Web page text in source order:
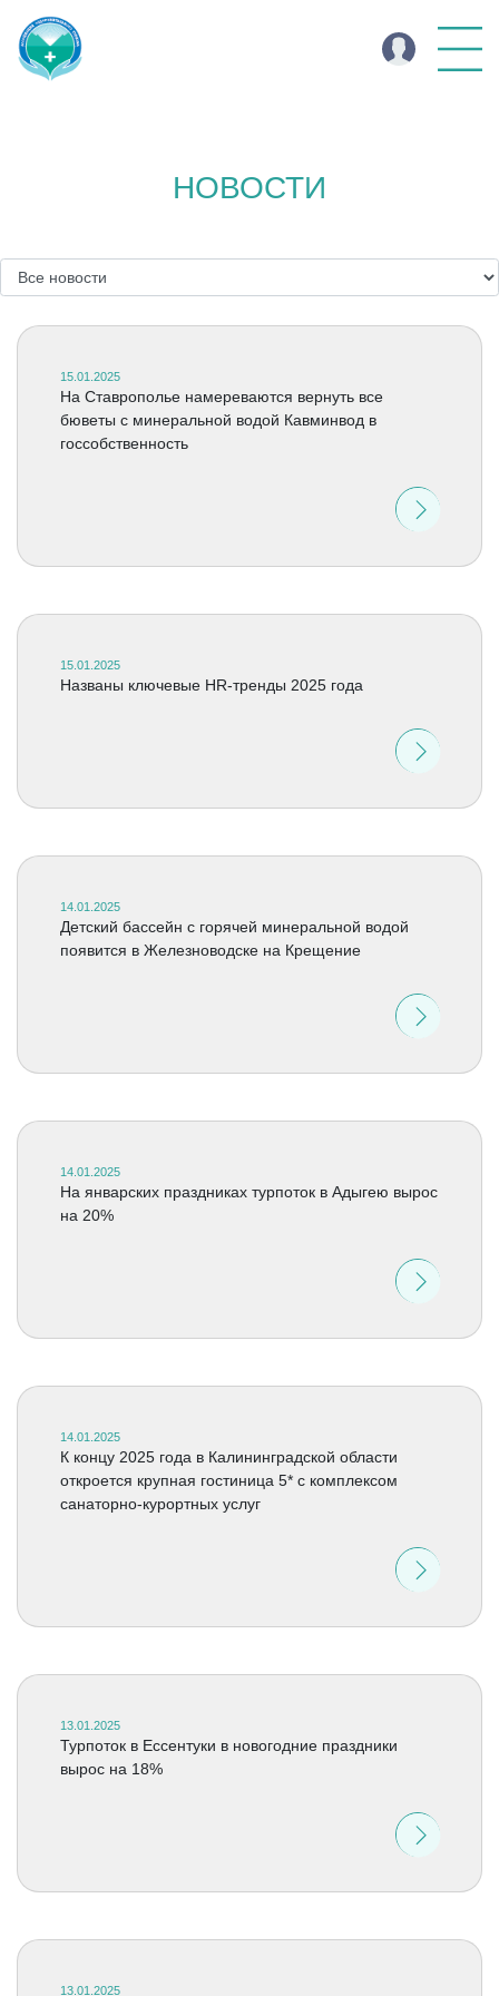
НОВОСТИ
15.01.2025
На Ставрополье намереваются вернуть все
бюветы с минеральной водой Кавминвод в
госсобственность
15.01.2025
Названы ключевые HR-тренды 2025 года
14.01.2025
Детский бассейн с горячей минеральной водой
появится в Железноводске на Крещение
14.01.2025
На январских праздниках турпоток в Адыгею вырос
на 20%
14.01.2025
К концу 2025 года в Калининградской области
откроется крупная гостиница 5* с комплексом
санаторно-курортных услуг
13.01.2025
Турпоток в Ессентуки в новогодние праздники
вырос на 18%
13.01.2025